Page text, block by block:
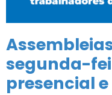
segunda-
presencial